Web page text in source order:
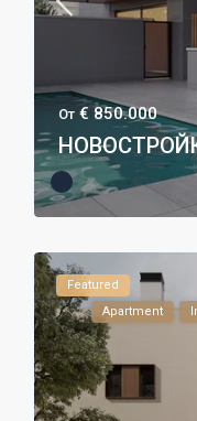
От € 850.000
Featured
Apartment